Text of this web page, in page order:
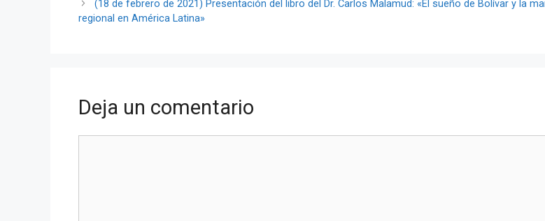
(18 de febrero de 2021) Presentación del libro del Dr. Carlos Malamud: «El sueño de Bolívar y la
regional en América Latina»
Deja un comentario